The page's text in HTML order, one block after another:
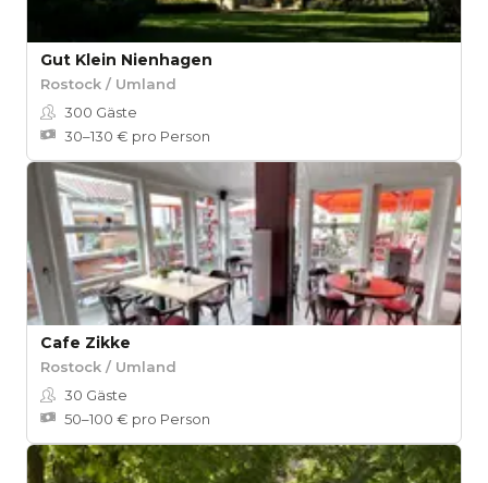
Gut Klein Nienhagen
Rostock / Umland
300 Gäste
30–130 € pro Person
Cafe Zikke
Rostock / Umland
30 Gäste
50–100 € pro Person